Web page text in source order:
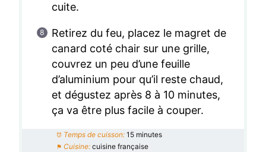
cuite.
Retirez du feu, placez le magret de
canard coté chair sur une grille,
couvrez un peu d’une feuille
d’aluminium pour qu’il reste chaud,
et dégustez après 8 à 10 minutes,
ça va être plus facile à couper.
Temps de cuisson: 15 minutes
Cuisine: cuisine française